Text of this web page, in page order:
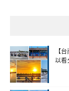
【
以看